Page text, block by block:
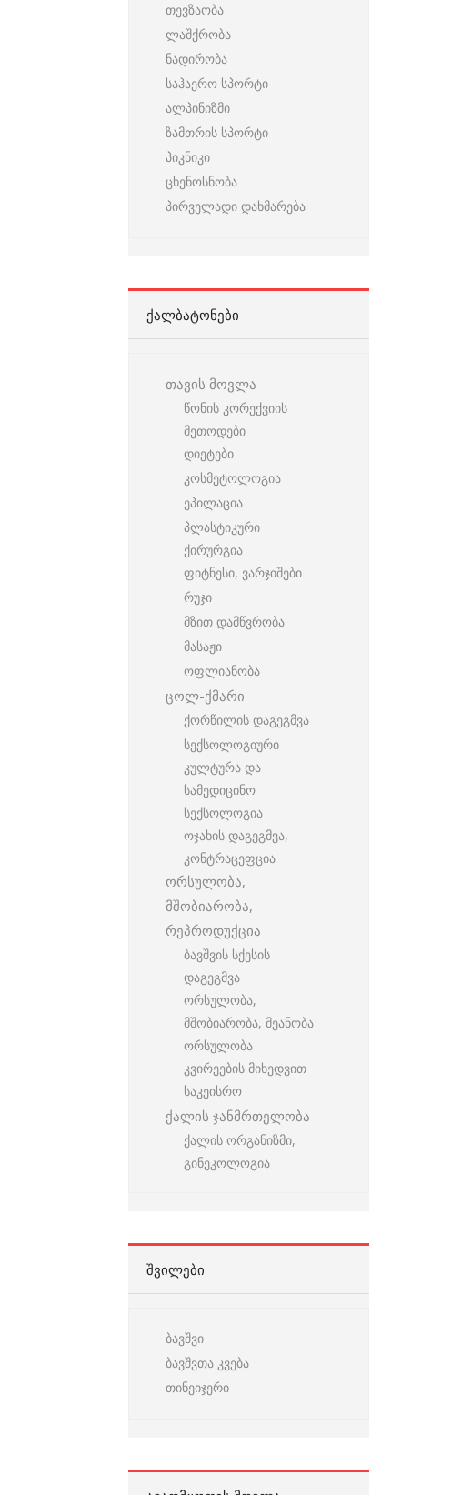
თევზაობა
ლაშქრობა
ნადირობა
საჰაერო სპორტი
ალპინიზმი
ზამთრის სპორტი
პიკნიკი
ცხენოსნობა
პირველადი დახმარება
ᲥᲐᲚᲑᲐᲢᲝᲜᲔᲑᲘ
თავის მოვლა
წონის კორექვიის
მეთოდები
დიეტები
კოსმეტოლოგია
ეპილაცია
პლასტიკური
ქირურგია
ფიტნესი, ვარჯიშები
რუჯი
მზით დამწვრობა
მასაჟი
ოფლიანობა
ცოლ-ქმარი
ქორწილის დაგეგმვა
სექსოლოგიური
კულტურა და
სამედიცინო
სექსოლოგია
ოჯახის დაგეგმვა,
კონტრაცეფცია
ორსულობა,
მშობიარობა,
რეპროდუქცია
ბავშვის სქესის
დაგეგმვა
ორსულობა,
მშობიარობა, მეანობა
ორსულობა
კვირეების მიხედვით
საკეისრო
ქალის ჯანმრთელობა
ქალის ორგანიზმი,
გინეკოლოგია
ᲨᲕᲘᲚᲔᲑᲘ
ბავშვი
ბავშვთა კვება
თინეიჯერი